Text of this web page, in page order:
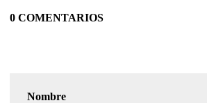
0 COMENTARIOS
Nombre